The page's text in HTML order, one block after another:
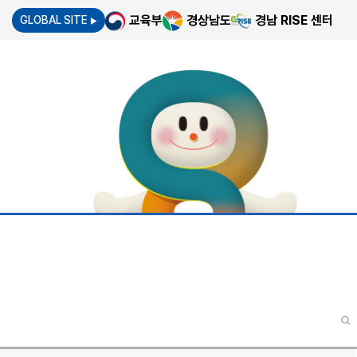
GLOBAL SITE ▶ 교육부 경상남도 경남 RISE 센터